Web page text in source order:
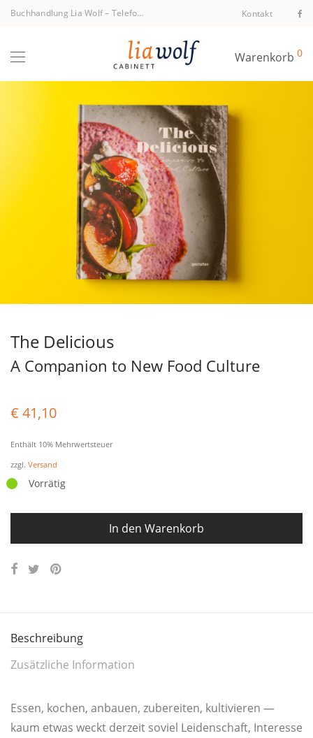
Buchhandlung Lia Wolf– Telefon +43 1 512 40 94 Kontakt
Warenkorb 0
The Delicious
A Companion to New Food Culture
€ 41,10
Enthält 10% Mehrwertsteuer
zzgl. Versand
Vorrätig
In den Warenkorb
Beschreibung
Zusätzliche Information
Essen, kochen, anbau­en, zube­rei­ten, kul­ti­vie­ren —
kaum etwas weckt der­zeit soviel Lei­den­schaft, Inter­es­se